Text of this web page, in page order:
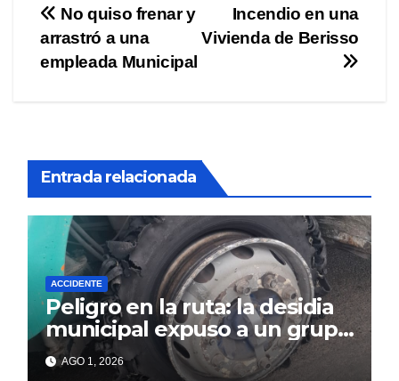
Navegación
de
Incendio en una
Vivienda de Berisso
No quiso frenar y
arrastró a una
empleada Municipal
Entrada relacionada
ACCIDENTE
Peligro en la ruta: la desidia
municipal expuso a un grupo
de berissenses
AGO 1, 2026